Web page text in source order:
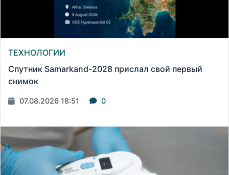
ТЕХНОЛОГИИ
Спутник Samarkand-2028 прислал свой первый
снимок
07.08.2026 18:51 0